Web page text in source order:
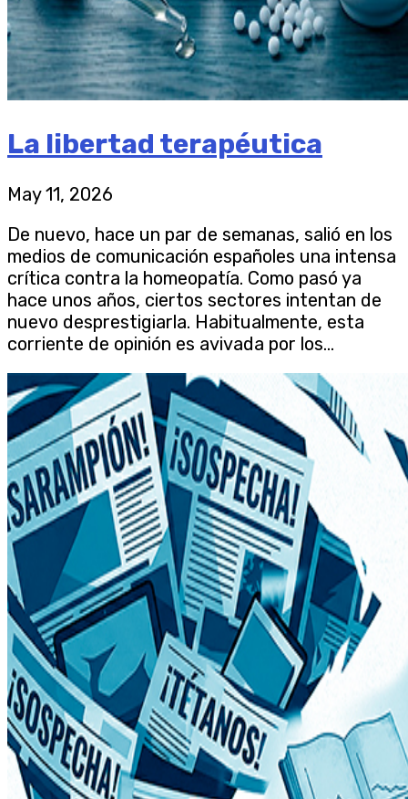
La libertad terapéutica
May 11, 2026
De nuevo, hace un par de semanas, salió en los
medios de comunicación españoles una intensa
crítica contra la homeopatía. Como pasó ya
hace unos años, ciertos sectores intentan de
nuevo desprestigiarla. Habitualmente, esta
corriente de opinión es avivada por los...